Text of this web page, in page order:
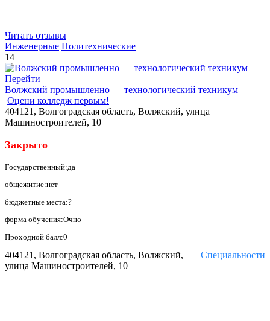
Читать отзывы
Инженерные Политехнические
14
Перейти
Волжский промышленно — технологический техникум
Оцени колледж первым!
404121, Волгоградская область, Волжский, улица
Машиностроителей, 10
Закрыто
Государственный:да
общежитие:нет
бюджетные места:?
форма обучения:Очно
Проходной балл:0
Специальности
404121, Волгоградская область, Волжский,
улица Машиностроителей, 10